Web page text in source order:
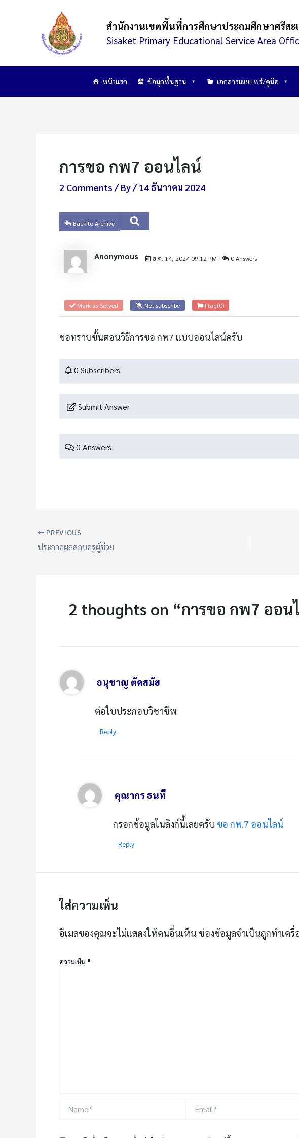
สำนักงานเขตพื้นที่การศึกษาประถมศึกษาศรีสะ
Sisaket Primary Educational Service Area
หน้าแรก ข้อมูลพื้นฐาน เอกสารเผยแพร่/คู่มือ
การขอ กพ7 ออนไลน์
2 Comments / By/14 ธันวาคม 2024
Back to Archive
Anonymous ธ.ค. 14, 2024 09:12 PM 0 Answers
Mark as Solved Not subscribe Flag(0)
ขอทราบขั้นตอนวิธีการขอ กพ7 แบบออนไลน์ครับ
0 Subscribers
Submit Answer
0 Answers
PREVIOUS
ประกาศผลสอบครูผู้ช่วย
2 thoughts on “การขอ กพ7 ออน
อนุชาญ ตัดสมัย
ต่อใบประกอบวิชาชีพ
Reply
คุณากร ธนที
กรอกข้อมูลในลิงก์นี้เลยครับ ขอ กพ.7 ออนไลน์
Reply
ใส่ความเห็น
อีเมลของคุณจะไม่แสดงให้คนอื่นเห็น ช่องข้อมูลจำเป็นถูกทำเครื่
ความเห็น *